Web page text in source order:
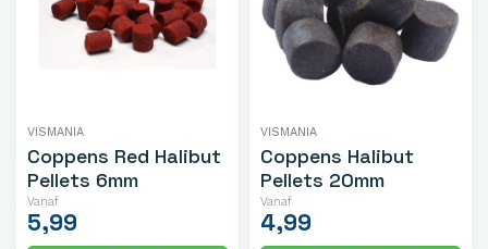
VISMANIA
Coppens Red Halibut
Pellets 6mm
Vanaf
5,99
VISMANIA
Coppens Halibut
Pellets 20mm
Vanaf
4,99